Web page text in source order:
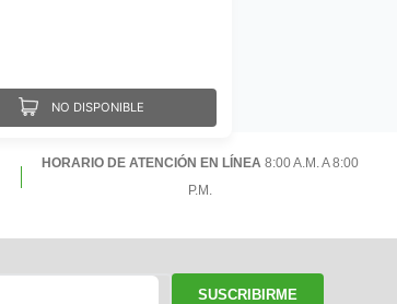
NO DISPONIBLE
HORARIO DE ATENCIÓN EN LÍNEA 8:00 A.M. A 8:00
P.M.
SUSCRIBIRME